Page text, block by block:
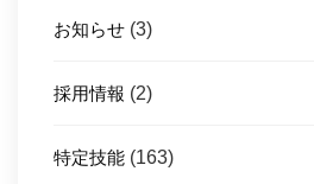
お知らせ (3)
採用情報 (2)
特定技能 (163)